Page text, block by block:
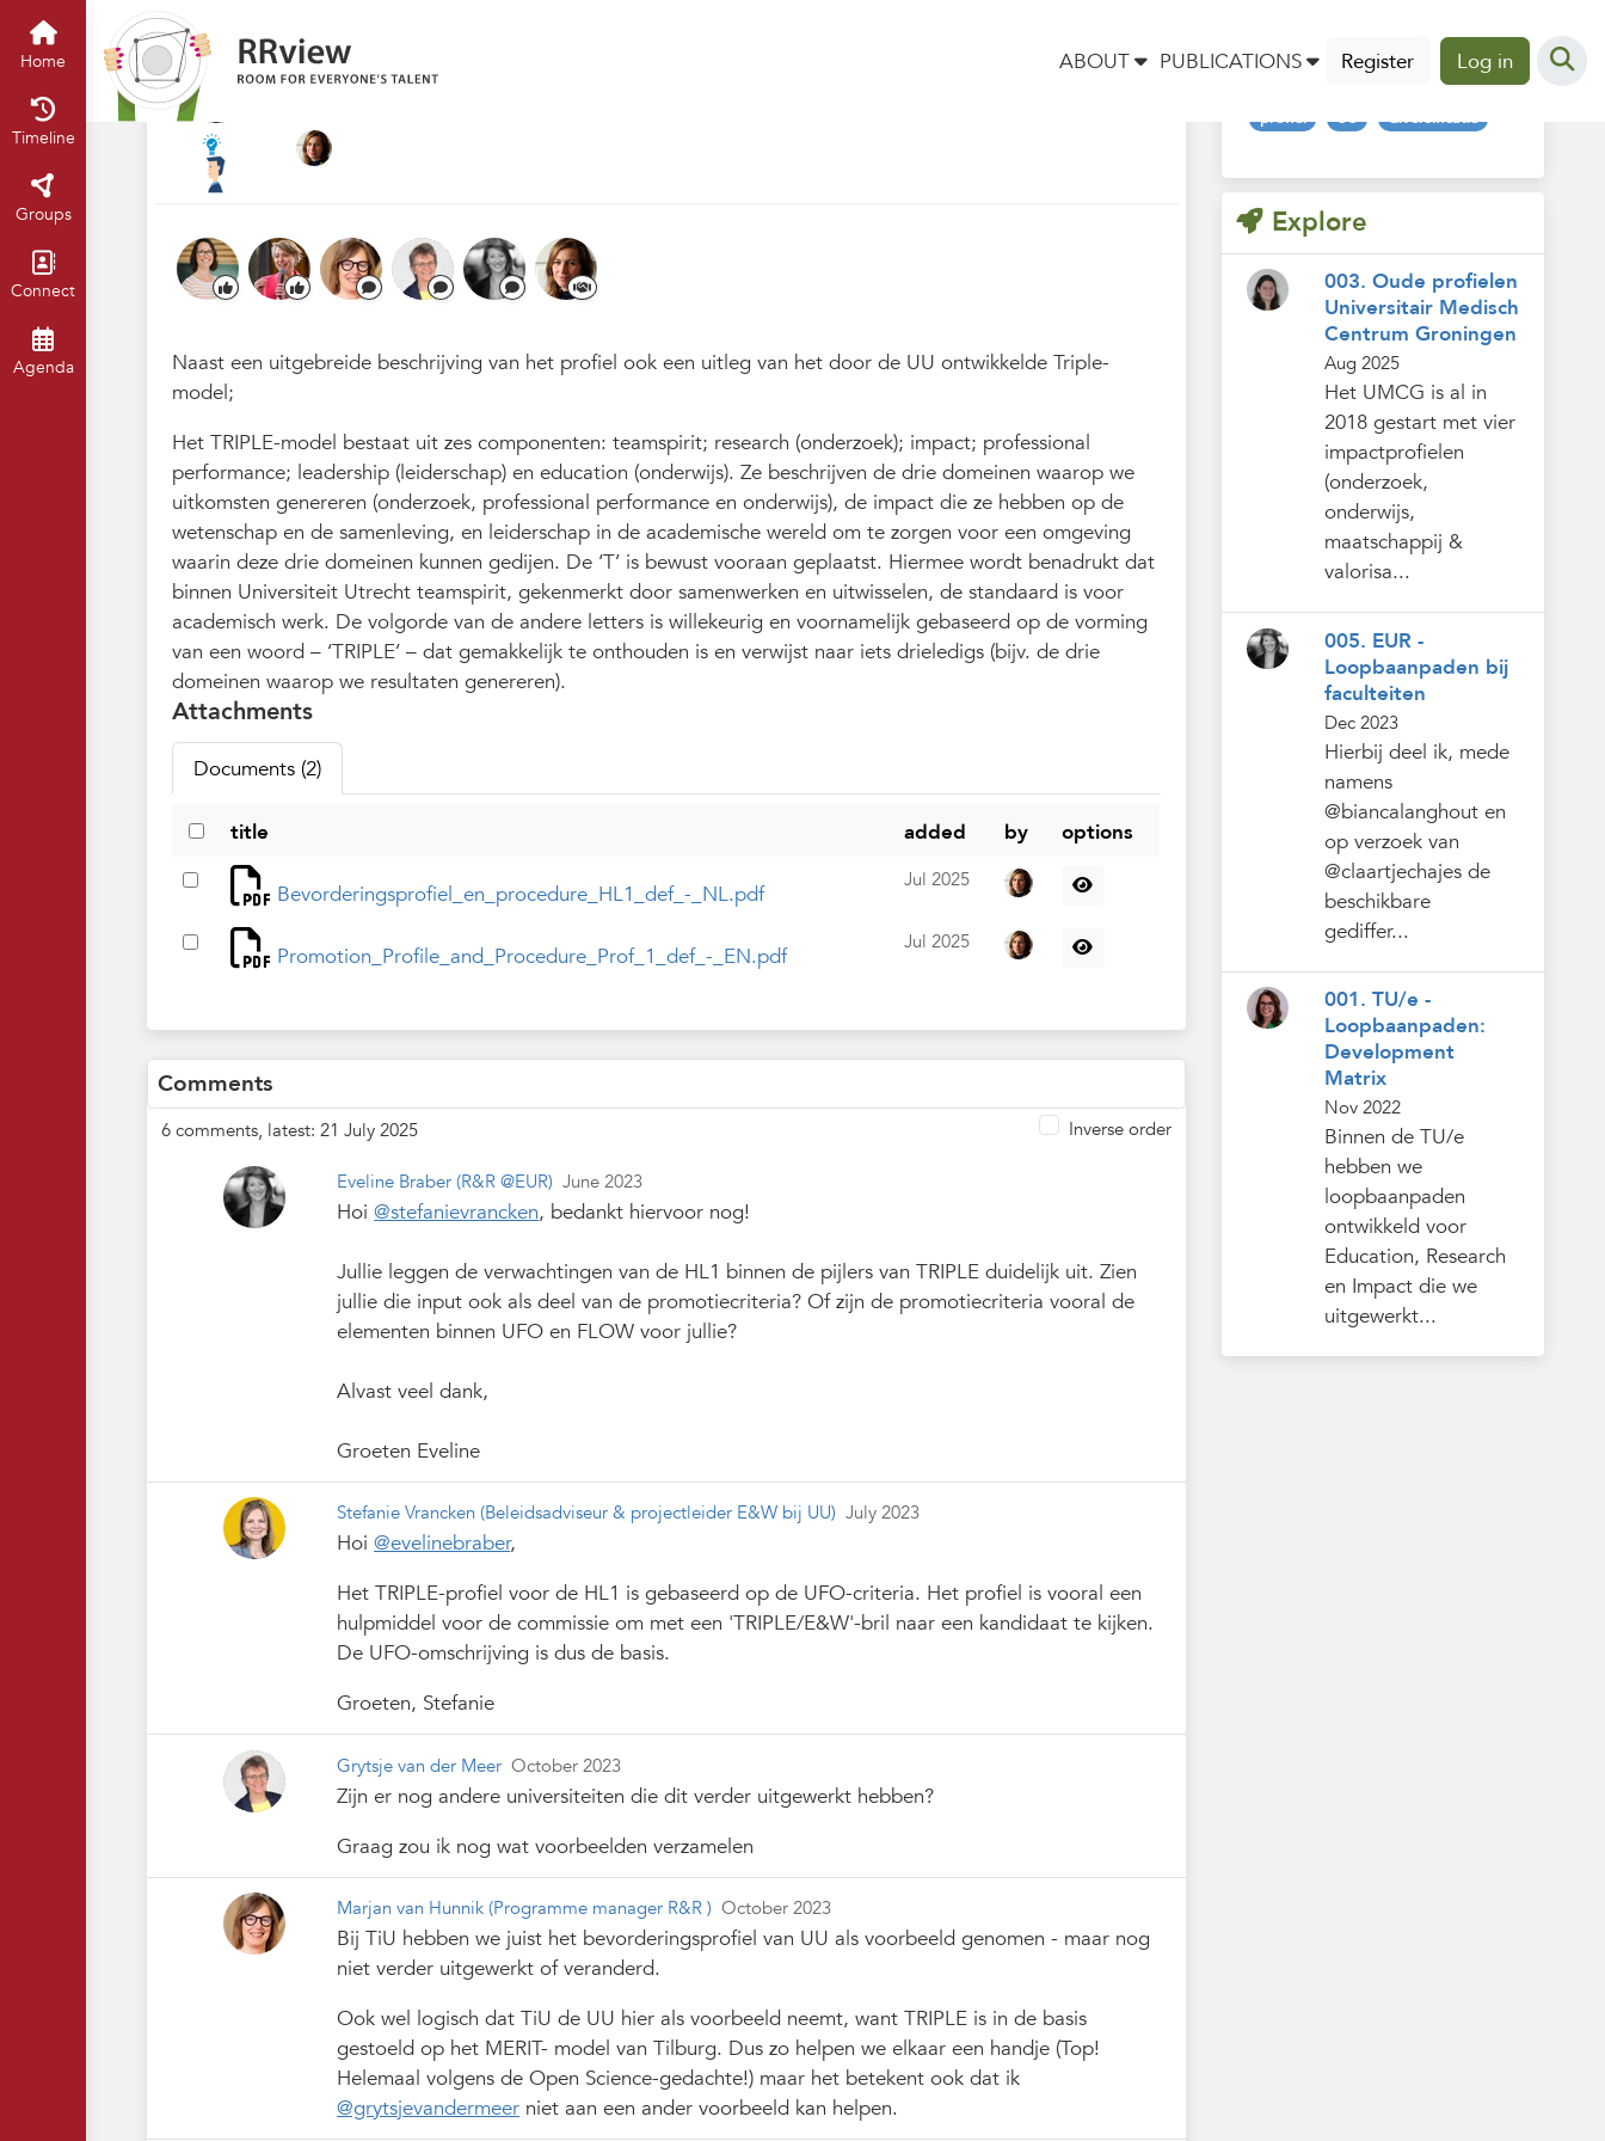
ABOUT PUBLICATIONS Register Log in
Home
Timeline
Groups
Connect
Agenda
004. UU - Bevorderingsprofiel en procedure hoogleraar I
Apr 2023 Stefanie Vrancken
Naast een uitgebreide beschrijving van het profiel ook een uitleg van het door de UU ontwikkelde Triple-
model;
Het TRIPLE-model bestaat uit zes componenten: teamspirit; research (onderzoek); impact; professional
performance; leadership (leiderschap) en education (onderwijs). Ze beschrijven de drie domeinen waarop we
uitkomsten genereren (onderzoek, professional performance en onderwijs), de impact die ze hebben op de
wetenschap en de samenleving, en leiderschap in de academische wereld om te zorgen voor een omgeving
waarin deze drie domeinen kunnen gedijen. De ‘T’ is bewust vooraan geplaatst. Hiermee wordt benadrukt dat
binnen Universiteit Utrecht teamspirit, gekenmerkt door samenwerken en uitwisselen, de standaard is voor
academisch werk. De volgorde van de andere letters is willekeurig en voornamelijk gebaseerd op de vorming
van een woord – ‘TRIPLE’ – dat gemakkelijk te onthouden is en verwijst naar iets drieledigs (bijv. de drie
domeinen waarop we resultaten genereren).
Attachments
Documents (2)
title added by options
Bevorderingsprofiel_en_procedure_HL1_def_-_NL.pdf
Jul 2025
Promotion_Profile_and_Procedure_Prof_1_def_-_EN.pdf
Jul 2025
Comments
6 comments, latest: 21 July 2025 Inverse order
Eveline Braber(R&R @EUR) June 2023
Hoi@stefanievrancken, bedankt hiervoor nog!
Jullie leggen de verwachtingen van de HL1 binnen de pijlers van TRIPLE duidelijk uit. Zien
jullie die input ook als deel van de promotiecriteria? Of zijn de promotiecriteria vooral de
elementen binnen UFO en FLOW voor jullie?
Alvast veel dank,
Groeten Eveline
Stefanie Vrancken (Beleidsadviseur & projectleider E&W bij UU) July 2023
Hoi@evelinebraber,
Het TRIPLE-profiel voor de HL1 is gebaseerd op de UFO-criteria. Het profiel is vooral een
hulpmiddel voor de commissie om met een 'TRIPLE/E&W'-bril naar een kandidaat te kijken.
De UFO-omschrijving is dus de basis.
Groeten, Stefanie
Grytsje van der Meer October 2023
Zijn er nog andere universiteiten die dit verder uitgewerkt hebben?
Graag zou ik nog wat voorbeelden verzamelen
Marjan van Hunnik(Programme manager R&R ) October 2023
Bij TiU hebben we juist het bevorderingsprofiel van UU als voorbeeld genomen - maar nog
niet verder uitgewerkt of veranderd.
Ook wel logisch dat TiU de UU hier als voorbeeld neemt, want TRIPLE is in de basis
gestoeld op het MERIT- model van Tilburg. Dus zo helpen we elkaar een handje (Top!
Helemaal volgens de Open Science-gedachte!) maar het betekent ook dat ik
@grytsjevandermeer niet aan een ander voorbeeld kan helpen.
Tags
profiel UU diversificatie
Explore
003. Oude profielen
Universitair Medisch
Centrum Groningen
Aug 2025
Het UMCG is al in
2018 gestart met vier
impactprofielen
(onderzoek,
onderwijs,
maatschappij &
valorisa...
005. EUR -
Loopbaanpaden bij
faculteiten
Dec 2023
Hierbij deel ik, mede
namens
@biancalanghout en
op verzoek van
@claartjechajes de
beschikbare
gediffer...
001. TU/e -
Loopbaanpaden:
Development
Matrix
Nov 2022
Binnen de TU/e
hebben we
loopbaanpaden
ontwikkeld voor
Education, Research
en Impact die we
uitgewerkt...